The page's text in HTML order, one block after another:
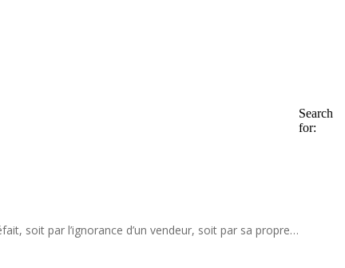
soit par l’ignorance d’un vendeur, soit par sa propre…
Search
for: